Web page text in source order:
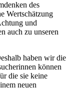
des
Wertschätzung
und
auch zu unseren
haben wir die
können
die sie keine
neuen